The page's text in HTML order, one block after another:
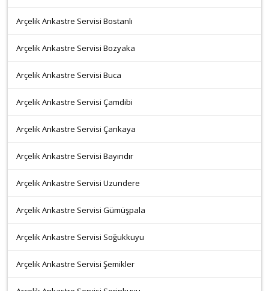
Arçelik Ankastre Servisi Bostanlı
Arçelik Ankastre Servisi Bozyaka
Arçelik Ankastre Servisi Buca
Arçelik Ankastre Servisi Çamdibi
Arçelik Ankastre Servisi Çankaya
Arçelik Ankastre Servisi Bayındır
Arçelik Ankastre Servisi Uzundere
Arçelik Ankastre Servisi Gümüşpala
Arçelik Ankastre Servisi Soğukkuyu
Arçelik Ankastre Servisi Şemikler